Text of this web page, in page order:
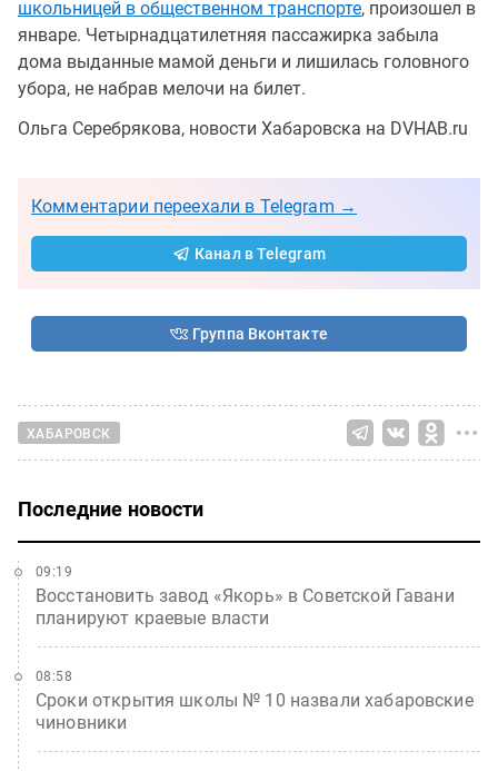
школьницей в общественном транспорте, произошел в
январе. Четырнадцатилетняя пассажирка забыла
дома выданные мамой деньги и лишилась головного
убора, не набрав мелочи на билет.
Ольга Серебрякова, новости Хабаровска на DVHAB.ru
Комментарии переехали в Telegram →
Канал в Telegram
Группа Вконтакте
ХАБАРОВСК
Последние новости
Восстановить завод «Якорь» в Советской Гавани
планируют краевые власти
09:19
Сроки открытия школы № 10 назвали хабаровские
чиновники
08:58